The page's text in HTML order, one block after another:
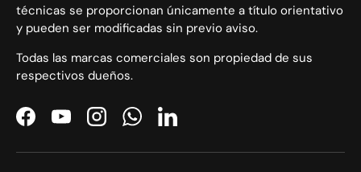
técnicas se proporcionan únicamente a título orientativo
y pueden ser modificadas sin previo aviso.
Todas las marcas comerciales son propiedad de sus
respectivos dueños.
FacebookYouTubeInstagramWhatsAppLinkedIn